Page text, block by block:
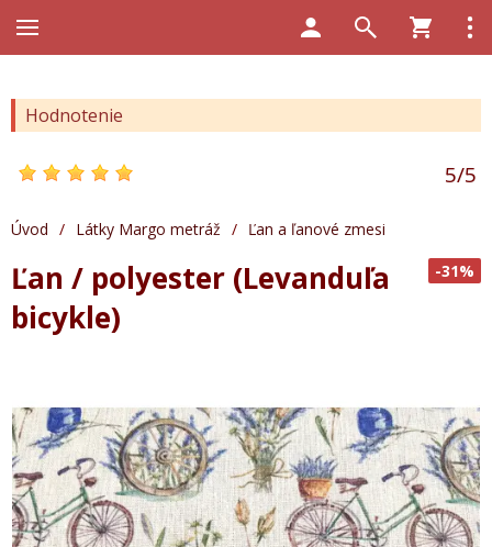
Hodnotenie
5/5
Úvod / Látky Margo metráž / Ľan a ľanové zmesi
-31%
Ľan / polyester (Levanduľa
bicykle)